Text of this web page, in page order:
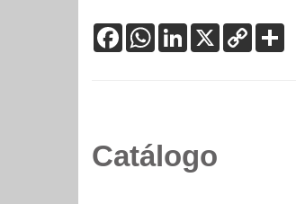
FacebookWhatsApp
LinkedIn
X Copy
Link
Catálogo